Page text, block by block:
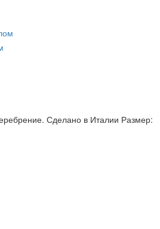
Сделано в Италии Размер: